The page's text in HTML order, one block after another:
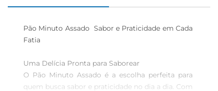
Pão Minuto Assado  Sabor e Praticidade em Cada
Fatia
Uma Delícia Pronta para Saborear
O Pão Minuto Assado é a escolha perfeita para
quem busca sabor e praticidade no dia a dia. Com